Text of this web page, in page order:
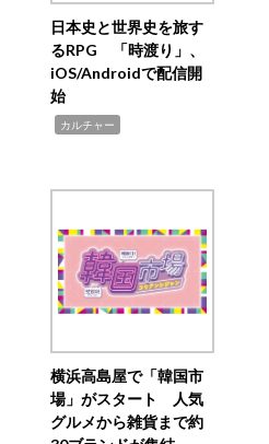
日本史と世界史を旅す
るRPG 「時渡り」、
iOS/Androidで配信開
始
カルチャー
横浜高島屋で「韓国市
場」がスタート 人気
グルメから雑貨まで約